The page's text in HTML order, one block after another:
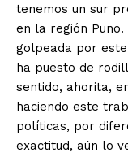
tenemos un sur
en la región
golpeada por
ha puesto de
sentido, ahorita,
haciendo este
políticas, por
exactitud, aún lo